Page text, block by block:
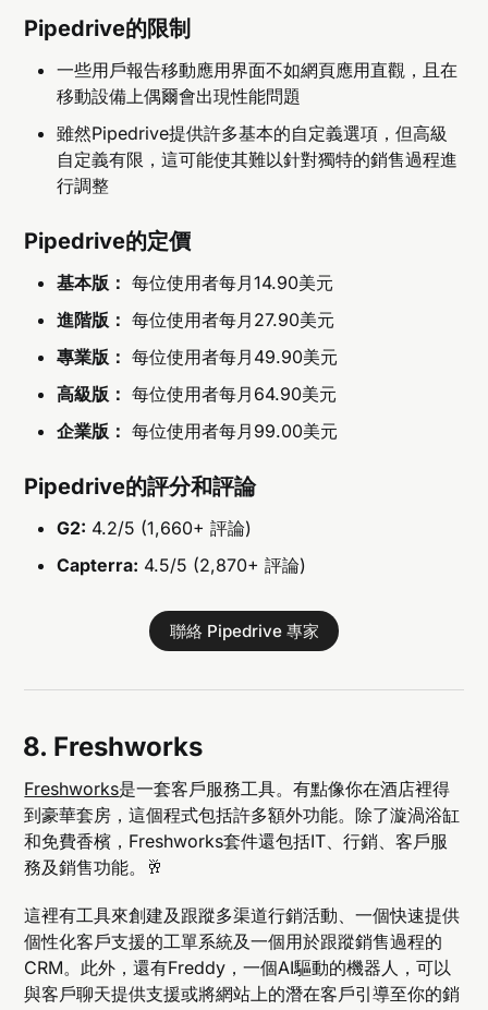
Pipedrive的限制
一些用戶報告移動應用界面不如網頁應用直觀，且在
移動設備上偶爾會出現性能問題
雖然Pipedrive提供許多基本的自定義選項，但高級
自定義有限，這可能使其難以針對獨特的銷售過程進
行調整
Pipedrive的定價
基本版： 每位使用者每月14.90美元
進階版： 每位使用者每月27.90美元
專業版： 每位使用者每月49.90美元
高級版： 每位使用者每月64.90美元
企業版： 每位使用者每月99.00美元
Pipedrive的評分和評論
G2: 4.2/5 (1,660+ 評論)
Capterra: 4.5/5 (2,870+ 評論)
聯絡 Pipedrive 專家
8. Freshworks
Freshworks是一套客戶服務工具。有點像你在酒店裡得
到豪華套房，這個程式包括許多額外功能。除了漩渦浴缸
和免費香檳，Freshworks套件還包括IT、行銷、客戶服
務及銷售功能。🥂
這裡有工具來創建及跟蹤多渠道行銷活動、一個快速提供
個性化客戶支援的工單系統及一個用於跟蹤銷售過程的
CRM。此外，還有Freddy，一個AI驅動的機器人，可以
與客戶聊天提供支援或將網站上的潛在客戶引導至你的銷